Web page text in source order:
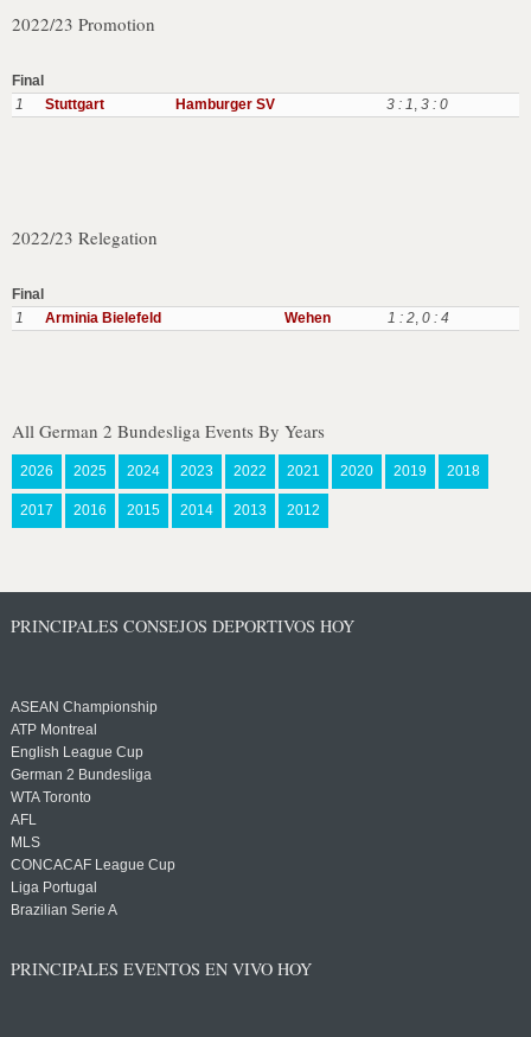
2022/23 Promotion
Final
1
Stuttgart Hamburger SV 3 : 1, 3 : 0
2022/23 Relegation
Final
1
Arminia Bielefeld Wehen 1 : 2, 0 : 4
All German 2 Bundesliga Events By Years
2026 2025 2024 2023 2022 2021 2020 2019 2018
2017 2016 2015 2014 2013 2012
PRINCIPALES CONSEJOS DEPORTIVOS HOY
ASEAN Championship
ATP Montreal
English League Cup
German 2 Bundesliga
WTA Toronto
AFL
MLS
CONCACAF League Cup
Liga Portugal
Brazilian Serie A
PRINCIPALES EVENTOS EN VIVO HOY